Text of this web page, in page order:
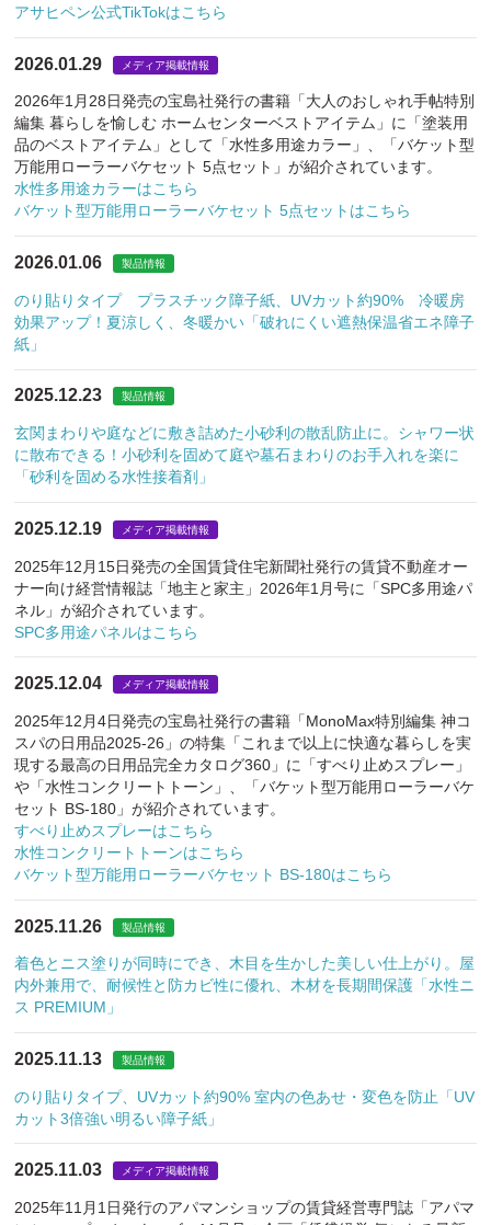
アサヒペン公式TikTokはこちら
2026.01.29 メディア掲載情報
2026年1月28日発売の宝島社発行の書籍「大人のおしゃれ手帖特別
編集 暮らしを愉しむ ホームセンターベストアイテム」に「塗装用
品のベストアイテム」として「水性多用途カラー」、「バケット型
万能用ローラーバケセット 5点セット」が紹介されています。
水性多用途カラーはこちら
バケット型万能用ローラーバケセット 5点セットはこちら
2026.01.06 製品情報
のり貼りタイプ プラスチック障子紙、UVカット約90% 冷暖房
効果アップ！夏涼しく、冬暖かい「破れにくい遮熱保温省エネ障子
紙」
2025.12.23 製品情報
玄関まわりや庭などに敷き詰めた小砂利の散乱防止に。シャワー状
に散布できる！小砂利を固めて庭や墓石まわりのお手入れを楽に
「砂利を固める水性接着剤」
2025.12.19 メディア掲載情報
2025年12月15日発売の全国賃貸住宅新聞社発行の賃貸不動産オー
ナー向け経営情報誌「地主と家主」2026年1月号に「SPC多用途パ
ネル」が紹介されています。
SPC多用途パネルはこちら
2025.12.04 メディア掲載情報
2025年12月4日発売の宝島社発行の書籍「MonoMax特別編集 神コ
スパの日用品2025-26」の特集「これまで以上に快適な暮らしを実
現する最高の日用品完全カタログ360」に「すべり止めスプレー」
や「水性コンクリートトーン」、「バケット型万能用ローラーバケ
セット BS-180」が紹介されています。
すべり止めスプレーはこちら
水性コンクリートトーンはこちら
バケット型万能用ローラーバケセット BS-180はこちら
2025.11.26 製品情報
着色とニス塗りが同時にでき、木目を生かした美しい仕上がり。屋
内外兼用で、耐候性と防カビ性に優れ、木材を長期間保護「水性ニ
ス PREMIUM」
2025.11.13 製品情報
のり貼りタイプ、UVカット約90% 室内の色あせ・変色を防止「UV
カット3倍強い明るい障子紙」
2025.11.03 メディア掲載情報
2025年11月1日発行のアパマンショップの賃貸経営専門誌「アパマ